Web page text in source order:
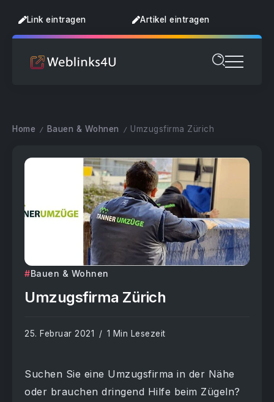
Link eintragen Artikel eintragen
Home / Bauen & Wohnen / Umzugsfirma Zürich
Bauen & Wohnen
Umzugsfirma Zürich
25. Februar 2021 1 Min Lesezeit
Suchen Sie eine Umzugsfirma in der Nähe
oder brauchen dringend Hilfe beim Zügeln?